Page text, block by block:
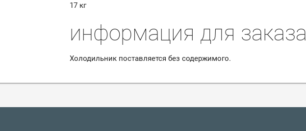
17 кг
информация для заказа
Холодильник поставляется без содержимого.